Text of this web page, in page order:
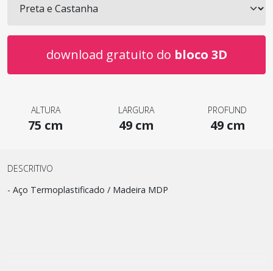
download gratuito do bloco 3D
ALTURA
75 cm
LARGURA
49 cm
PROFUND
49 cm
DESCRITIVO
- Aço Termoplastificado / Madeira MDP